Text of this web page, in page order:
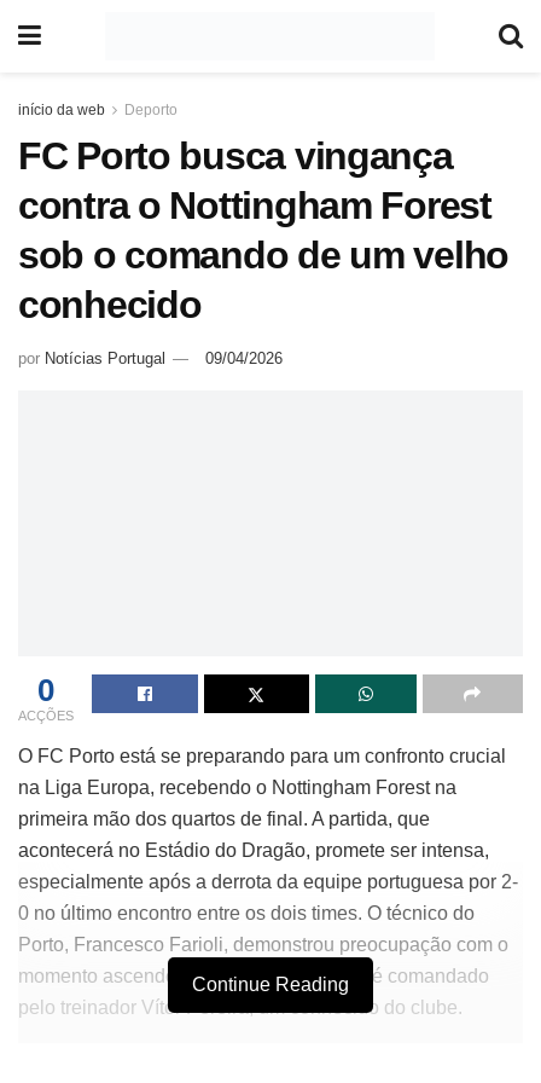
início da web Deporto
FC Porto busca vingança
contra o Nottingham Forest
sob o comando de um velho
conhecido
por Notícias Portugal 09/04/2026
0
ACÇÕES
O FC Porto está se preparando para um confronto crucial
na Liga Europa, recebendo o Nottingham Forest na
primeira mão dos quartos de final. A partida, que
acontecerá no Estádio do Dragão, promete ser intensa,
especialmente após a derrota da equipe portuguesa por 2-
0 no último encontro entre os dois times. O técnico do
Porto, Francesco Farioli, demonstrou preocupação com o
momento ascendente do adversário, que é comandado
pelo treinador Vítor Pereira, um conhecido do clube.
Continue Reading